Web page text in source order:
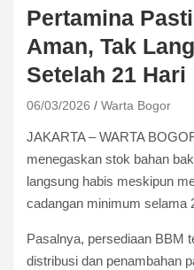
Pertamina
Aman, Tak
Setelah 21 Hari
06/03/2026 Warta Bogor
JAKARTA – WARTA
menegaskan stok bahan
langsung habis meskipun
cadangan minimum selama
Pasalnya, persediaan BBM
distribusi dan penambahan